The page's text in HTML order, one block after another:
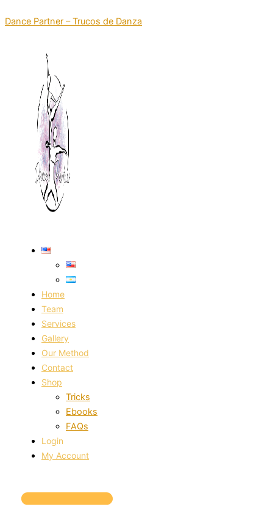
to
Dance Partner – Trucos de Danza
Home
Team
Services
Gallery
Our Method
Contact
Shop
Tricks
Ebooks
FAQs
Login
My Account